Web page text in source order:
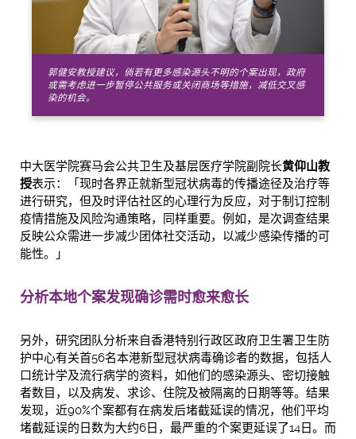
郭健安教授建议，倘若有更多感染源头不明的个案出现，政府
或需考虑进一步暂停公共服务或关闭商场等措施，减低交叉感
染的机会。
中大医学院赛马会公共卫生及基层医疗学院副院长黄仰山教
授表示：「现时各界正就新型冠状病毒的传播途径及治疗等
进行研究，但及时评估社区的心理行为反应，对于制订控制
疫情措施及风险沟通策略，同样重要。例如，是次调查结果
反映公众需进一步减少团体社交活动，以减少感染传播的可
能性。」
分析本地个案发现确诊需时愈来愈长
另外，研究团队分析来自香港特别行政区政府卫生署卫生防
护中心有关首56名本港新型冠状病毒确诊者的数据，包括人
口统计学及流行病学的资料，如他们的感染源头、密切接触
者数目，以及病发、求诊、住院及被隔离的日期等等。结果
发现，近90%个案都有在病发后堵截延误的情况，他们平均
堵截延误的日数为大约6日，最严重的个案更延误了14日。而